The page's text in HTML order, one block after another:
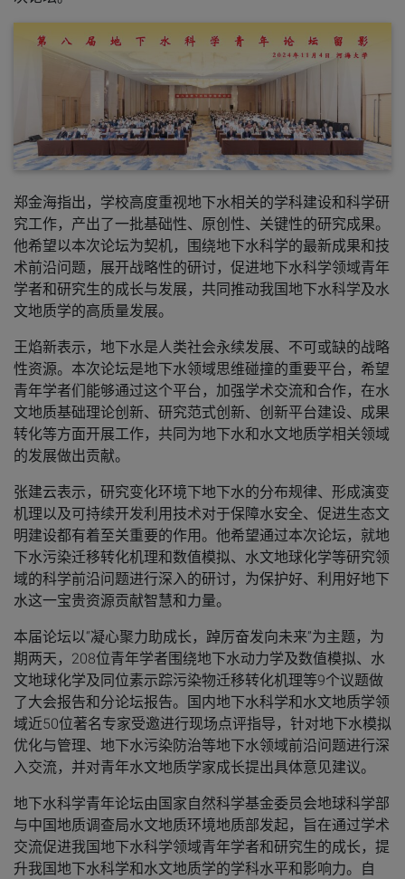
郑金海指出，学校高度重视地下水相关的学科建设和科学研
究工作，产出了一批基础性、原创性、关键性的研究成果。
他希望以本次论坛为契机，围绕地下水科学的最新成果和技
术前沿问题，展开战略性的研讨，促进地下水科学领域青年
学者和研究生的成长与发展，共同推动我国地下水科学及水
文地质学的高质量发展。
王焰新表示，地下水是人类社会永续发展、不可或缺的战略
性资源。本次论坛是地下水领域思维碰撞的重要平台，希望
青年学者们能够通过这个平台，加强学术交流和合作，在水
文地质基础理论创新、研究范式创新、创新平台建设、成果
转化等方面开展工作，共同为地下水和水文地质学相关领域
的发展做出贡献。
张建云表示，研究变化环境下地下水的分布规律、形成演变
机理以及可持续开发利用技术对于保障水安全、促进生态文
明建设都有着至关重要的作用。他希望通过本次论坛，就地
下水污染迁移转化机理和数值模拟、水文地球化学等研究领
域的科学前沿问题进行深入的研讨，为保护好、利用好地下
水这一宝贵资源贡献智慧和力量。
本届论坛以“凝心聚力助成长，踔厉奋发向未来”为主题，为
期两天，208位青年学者围绕地下水动力学及数值模拟、水
文地球化学及同位素示踪污染物迁移转化机理等9个议题做
了大会报告和分论坛报告。国内地下水科学和水文地质学领
域近50位著名专家受邀进行现场点评指导，针对地下水模拟
优化与管理、地下水污染防治等地下水领域前沿问题进行深
入交流，并对青年水文地质学家成长提出具体意见建议。
地下水科学青年论坛由国家自然科学基金委员会地球科学部
与中国地质调查局水文地质环境地质部发起，旨在通过学术
交流促进我国地下水科学领域青年学者和研究生的成长，提
升我国地下水科学和水文地质学的学科水平和影响力。自